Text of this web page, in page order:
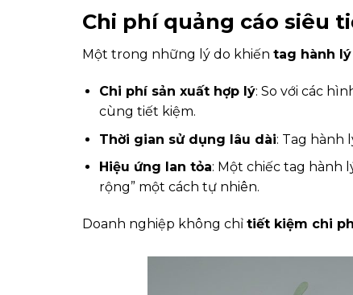
Chi phí quảng cáo siêu
Một trong những lý do khiến tag hành
Chi phí sản xuất hợp lý: So với các
cùng tiết kiệm.
Thời gian sử dụng lâu dài: Tag hành
Hiệu ứng lan tỏa: Một chiếc tag hành
rộng” một cách tự nhiên.
Doanh nghiệp không chỉ tiết kiệm chi